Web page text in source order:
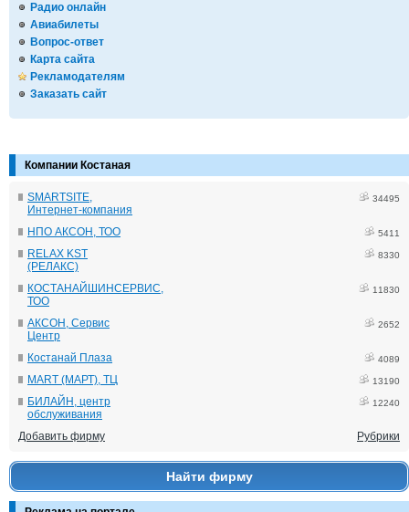
Радио онлайн
Авиабилеты
Вопрос-ответ
Карта сайта
Рекламодателям
Заказать сайт
Компании Костаная
SMARTSITE,
Интернет-компания
34495
НПО АКСОН, ТОО 5411
RELAX KST
(РЕЛАКС)
8330
КОСТАНАЙШИНСЕРВИС,
ТОО
11830
АКСОН, Сервис
Центр
2652
Костанай Плаза 4089
MART (МАРТ), ТЦ 13190
БИЛАЙН, центр
обслуживания
12240
Добавить фирму Рубрики
Найти фирму